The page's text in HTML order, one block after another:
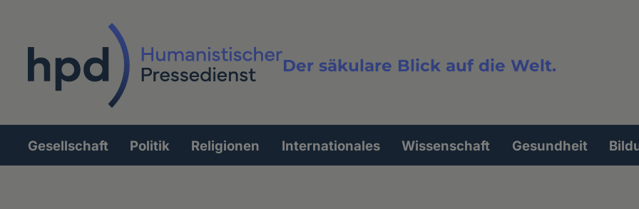
Der säkulare Blick auf die Welt.
Volltextsuche
Hauptnavigation
Gesellschaft Politik Religionen Internationales Wissenschaft Gesundheit